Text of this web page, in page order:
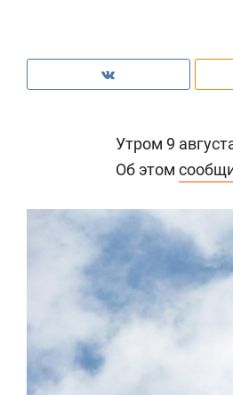
Утром 9
Об этом